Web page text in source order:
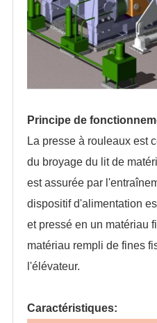
Principe de
La presse à rouleaux est
du broyage du lit de
est assurée par
dispositif d'alimentation
et pressé en un matériau
matériau rempli de fines
l'élévateur.
Caractéristiques: